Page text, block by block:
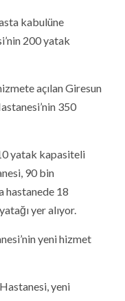
kabulüne
200 yatak
açılan Giresun
350
yatak kapasiteli
90 bin
hastanede 18
yer alıyor.
yeni hizmet
yeni